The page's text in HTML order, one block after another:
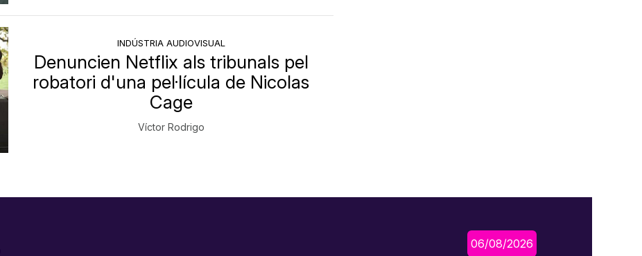
INDÚSTRIA AUDIOVISUAL
Denuncien Netflix als tribunals pel
robatori d'una pel·lícula de Nicolas
Cage
Víctor Rodrigo
06/08/2026